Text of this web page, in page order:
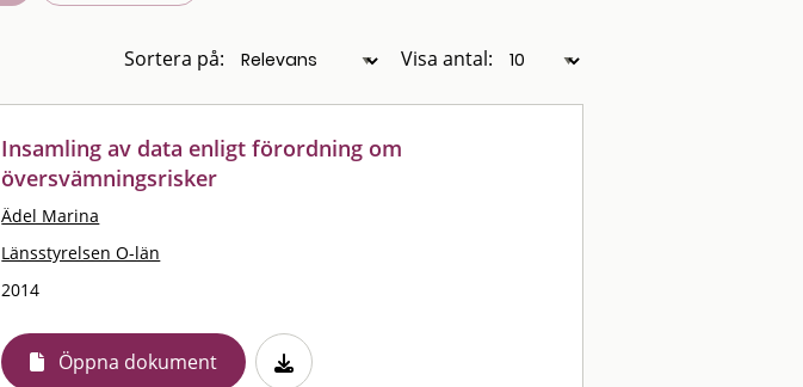
Sortera på: Visa antal:
Insamling av data enligt förordning om
översvämningsrisker
Ädel Marina
Länsstyrelsen O-län
2014
Öppna dokument